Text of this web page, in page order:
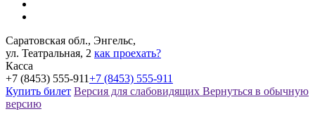
Саратовская обл., Энгельс,
ул. Театральная, 2 как проехать?
Касса
+7 (8453) 555-911+7 (8453) 555-911
Купить билет Версия для слабовидящих Вернуться в обычную
версию